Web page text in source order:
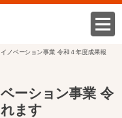
ノベーション事業 令和４年度成果報
ーション事業 令
ます